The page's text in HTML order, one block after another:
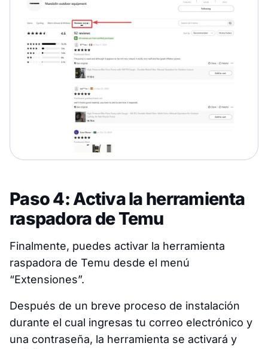
Paso 4: Activa la herramienta
raspadora de Temu
Finalmente, puedes activar la herramienta
raspadora de Temu desde el menú
“Extensiones”.
Después de un breve proceso de instalación
durante el cual ingresas tu correo electrónico y
una contraseña, la herramienta se activará y